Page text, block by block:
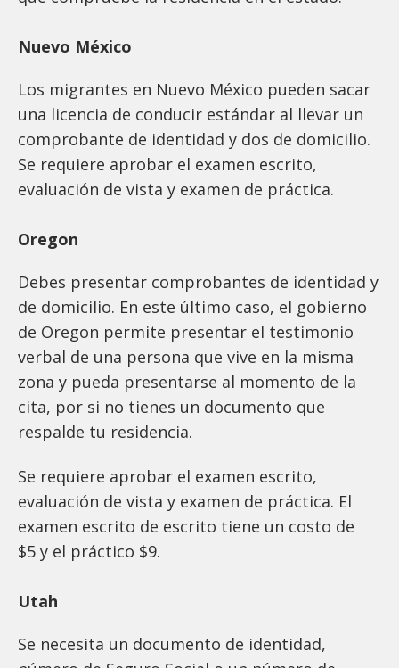
Nuevo México
Los migrantes en Nuevo México pueden sacar
una licencia de conducir estándar al llevar un
comprobante de identidad y dos de domicilio.
Se requiere aprobar el examen escrito,
evaluación de vista y examen de práctica.
Oregon
Debes presentar comprobantes de identidad y
de domicilio. En este último caso, el gobierno
de Oregon permite presentar el testimonio
verbal de una persona que vive en la misma
zona y pueda presentarse al momento de la
cita, por si no tienes un documento que
respalde tu residencia.
Se requiere aprobar el examen escrito,
evaluación de vista y examen de práctica. El
examen escrito de escrito tiene un costo de
$5 y el práctico $9.
Utah
Se necesita un documento de identidad,